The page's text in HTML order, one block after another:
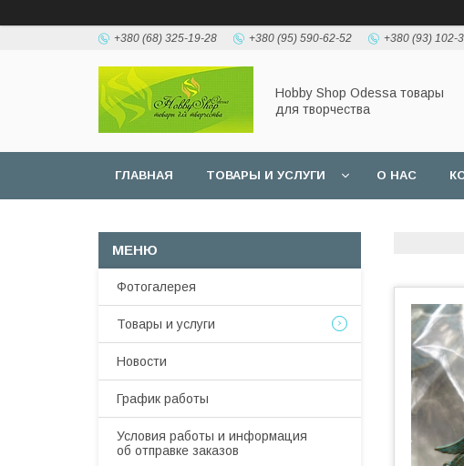
+380 (68) 325-19-28 +380 (95) 590-62-52 +380 (93) 102-
Hobbу Shop Odessa товары
для творчества
ГЛАВНАЯ ТОВАРЫ И УСЛУГИ О НАС
Фотогалерея
Товары и услуги
Новости
График работы
Условия работы и информация
об отправке заказов